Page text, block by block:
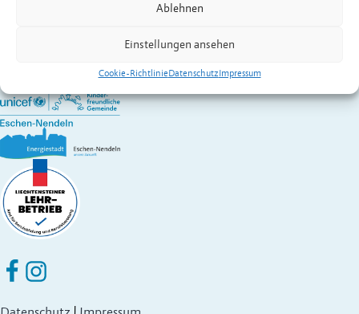
Ablehnen
Einstellungen ansehen
Cookie-RichtlinieDatenschutzImpressum
Fürstentum Liechtenstein
Eschen Nendeln auf Facebook
Eschen Nendeln auf Instagram